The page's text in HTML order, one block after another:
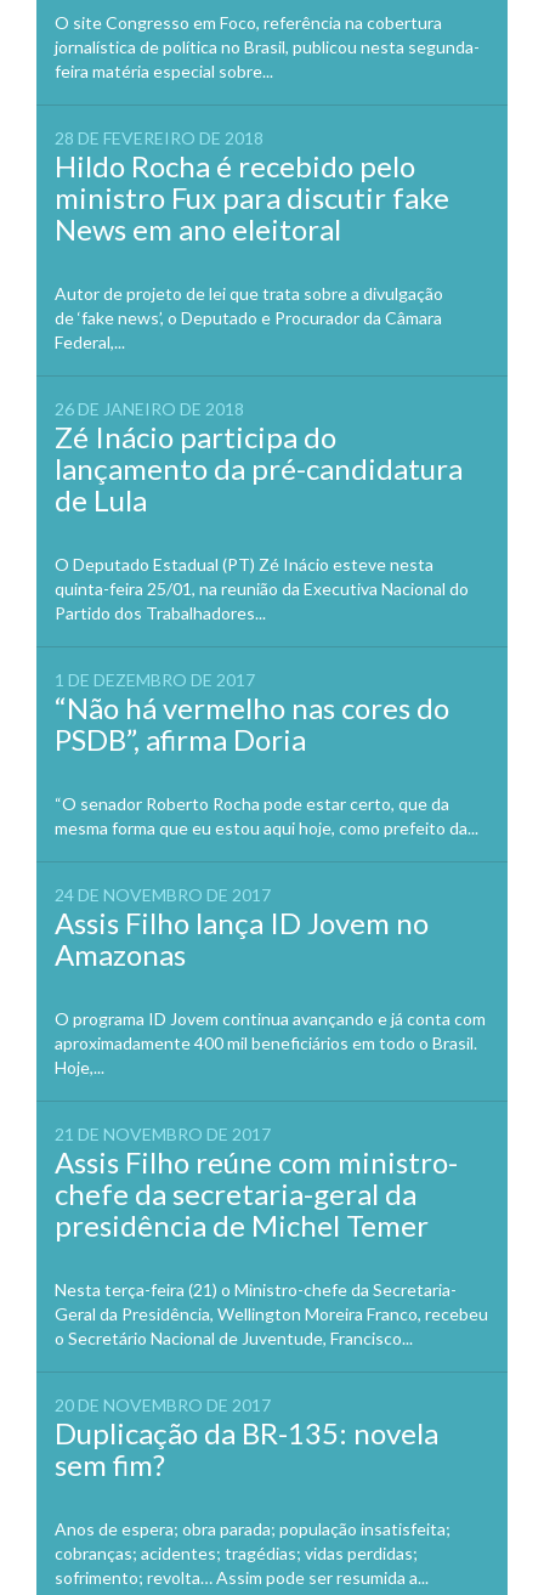
O site Congresso em Foco, referência na cobertura
jornalística de política no Brasil, publicou nesta segunda-
feira matéria especial sobre...
28 DE FEVEREIRO DE 2018
Hildo Rocha é recebido pelo
ministro Fux para discutir fake
News em ano eleitoral
Autor de projeto de lei que trata sobre a divulgação
de ‘fake news’, o Deputado e Procurador da Câmara
Federal,...
26 DE JANEIRO DE 2018
Zé Inácio participa do
lançamento da pré-candidatura
de Lula
O Deputado Estadual (PT) Zé Inácio esteve nesta
quinta-feira 25/01, na reunião da Executiva Nacional do
Partido dos Trabalhadores...
1 DE DEZEMBRO DE 2017
“Não há vermelho nas cores do
PSDB”, afirma Doria
“O senador Roberto Rocha pode estar certo, que da
mesma forma que eu estou aqui hoje, como prefeito da...
24 DE NOVEMBRO DE 2017
Assis Filho lança ID Jovem no
Amazonas
O programa ID Jovem continua avançando e já conta com
aproximadamente 400 mil beneficiários em todo o Brasil.
Hoje,...
21 DE NOVEMBRO DE 2017
Assis Filho reúne com ministro-
chefe da secretaria-geral da
presidência de Michel Temer
Nesta terça-feira (21) o Ministro-chefe da Secretaria-
Geral da Presidência, Wellington Moreira Franco, recebeu
o Secretário Nacional de Juventude, Francisco...
20 DE NOVEMBRO DE 2017
Duplicação da BR-135: novela
sem fim?
Anos de espera; obra parada; população insatisfeita;
cobranças; acidentes; tragédias; vidas perdidas;
sofrimento; revolta… Assim pode ser resumida a...